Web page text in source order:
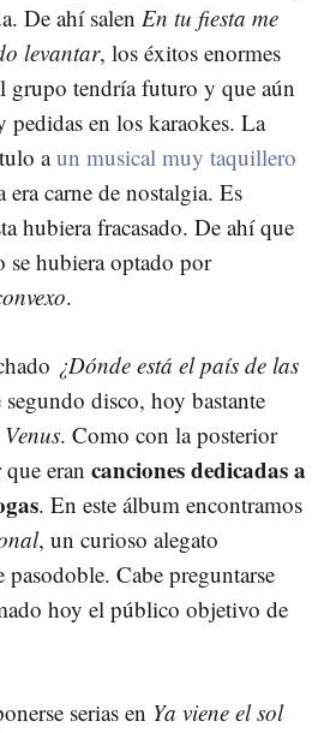
De ahí salen En tu fiesta me
levantar, los éxitos enormes
grupo tendría futuro y que aún
en los karaokes. La
aun musical muy taquillero
carne de nostalgia. Es
hubiera fracasado. De ahí que
se hubiera optado por
.
¿Dónde está el país de las
disco, hoy bastante
. Como con la posterior
eran canciones dedicadas a
. En este álbum encontramos
, un curioso alegato
Cabe preguntarse
hoy el público objetivo de
serias en Ya viene el sol